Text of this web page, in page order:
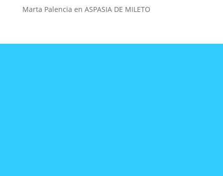
Marta Palencia en ASPASIA DE MILETO